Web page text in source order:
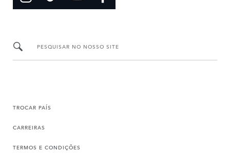
PESQUISAR NO NOSSO SITE
TROCAR PAÍS
CARREIRAS
TERMOS E CONDIÇÕES